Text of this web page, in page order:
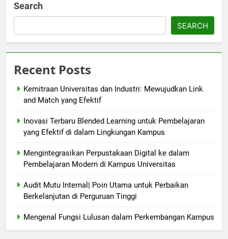
Search
SEARCH
Recent Posts
Kemitraan Universitas dan Industri: Mewujudkan Link
and Match yang Efektif
Inovasi Terbaru Blended Learning untuk Pembelajaran
yang Efektif di dalam Lingkungan Kampus
Mengintegrasikan Perpustakaan Digital ke dalam
Pembelajaran Modern di Kampus Universitas
Audit Mutu Internal| Poin Utama untuk Perbaikan
Berkelanjutan di Perguruan Tinggi
Mengenal Fungsi Lulusan dalam Perkembangan Kampus